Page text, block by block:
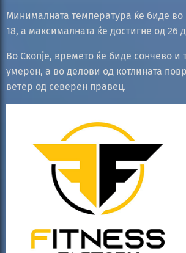
Минималната температура ќе биде во
18, а максималната ќе достигне од 26
Во Скопје, времето ќе биде сончево и
умерен, а во делови од котлината
ветер од северен правец.